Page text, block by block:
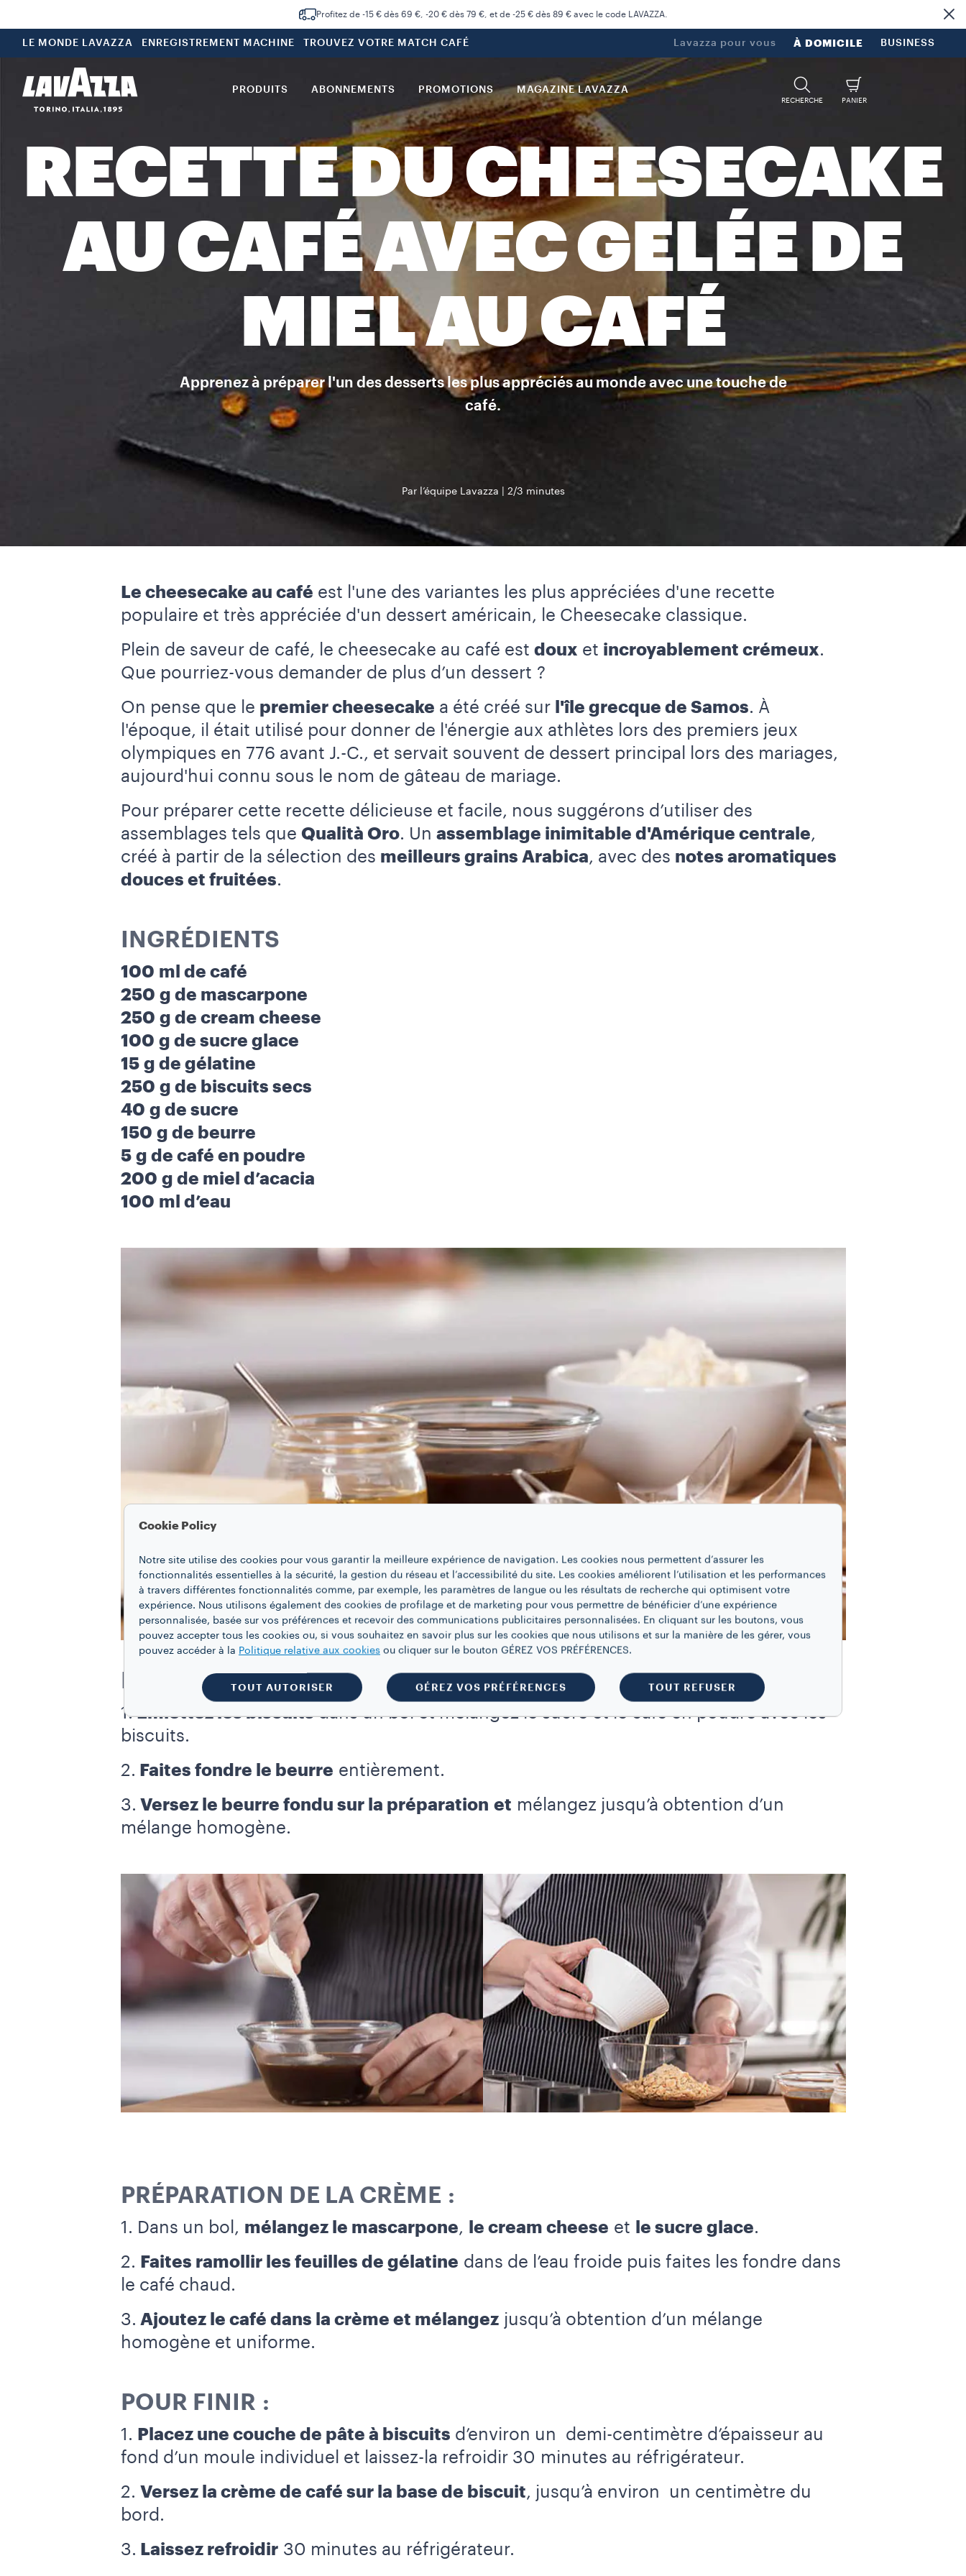
Profitez de -15 € dès 69 €, -20 € dès 79 €, et de -25 € dès 89 € avec le code LAVAZZA.
LE MONDE LAVAZZA ENREGISTREMENT MACHINE TROUVEZ VOTRE MATCH CAFÉ Lavazza pour vous À DOMICILE BUSINESS
PRODUITS ABONNEMENTS PROMOTIONS MAGAZINE LAVAZZA
RECHERCHE PANIER
RECETTE DU CHEESECAKE
AU CAFÉ AVEC GELÉE DE
MIEL AU CAFÉ
Apprenez à préparer l'un des desserts les plus appréciés au monde avec une touche de
café.
Par l’équipe Lavazza 2/3 minutes
Le cheesecake au café est l'une des variantes les plus appréciées d'une recette
populaire et très appréciée d'un dessert américain, le Cheesecake classique.
Plein de saveur de café, le cheesecake au café est doux et incroyablement crémeux.
Que pourriez-vous demander de plus d’un dessert ?
On pense que le premier cheesecake a été créé sur l'île grecque de Samos. À
l'époque, il était utilisé pour donner de l'énergie aux athlètes lors des premiers jeux
olympiques en 776 avant J.-C., et servait souvent de dessert principal lors des mariages,
aujourd'hui connu sous le nom de gâteau de mariage.
Pour préparer cette recette délicieuse et facile, nous suggérons d’utiliser des
assemblages tels que Qualità Oro. Un assemblage inimitable d'Amérique centrale,
créé à partir de la sélection des meilleurs grains Arabica, avec des notes aromatiques
douces et fruitées.
INGRÉDIENTS
100 ml de café
250 g de mascarpone
250 g de cream cheese
100 g de sucre glace
15 g de gélatine
250 g de biscuits secs
40 g de sucre
150 g de beurre
5 g de café en poudre
200 g de miel d’acacia
100 ml d’eau
PRÉPARATION DE LA BASE DU GÂTEAU :
1.Émiettez les biscuitsdans un bol et mélangez le sucre et le café en poudre avec les
biscuits.
2. Faites fondre le beurre entièrement.
3. Versez le beurre fondu sur la préparation et mélangez jusqu’à obtention d’un
mélange homogène.
PRÉPARATION DE LA CRÈME :
1. Dans un bol, mélangez le mascarpone, le cream cheese et le sucre glace.
2. Faites ramollir les feuilles de gélatine dans de l’eau froide puis faites les fondre dans
le café chaud.
3. Ajoutez le café dans la crème et mélangezjusqu’à obtention d’un mélange
homogène et uniforme.
POUR FINIR :
1. Placez une couche de pâte à biscuits d’environ un demi-centimètre d’épaisseur au
fond d’un moule individuel et laissez-la refroidir 30 minutes au réfrigérateur.
2. Versez la crème de café sur la base de biscuit, jusqu’à environ un centimètre du
bord.
3. Laissez refroidir30 minutes au réfrigérateur.
Cookie Policy
Notre site utilise des cookies pour vous garantir la meilleure expérience de navigation. Les cookies nous permettent d’assurer les
fonctionnalités essentielles à la sécurité, la gestion du réseau et l’accessibilité du site. Les cookies améliorent l’utilisation et les performances
à travers différentes fonctionnalités comme, par exemple, les paramètres de langue ou les résultats de recherche qui optimisent votre
expérience. Nous utilisons également des cookies de profilage et de marketing pour vous permettre de bénéficier d’une expérience
personnalisée, basée sur vos préférences et recevoir des communications publicitaires personnalisées. En cliquant sur les boutons, vous
pouvez accepter tous les cookies ou, si vous souhaitez en savoir plus sur les cookies que nous utilisons et sur la manière de les gérer, vous
pouvez accéder à la Politique relative aux cookies ou cliquer sur le bouton GÉREZ VOS PRÉFÉRENCES.
TOUT AUTORISER GÉREZ VOS PRÉFÉRENCES TOUT REFUSER